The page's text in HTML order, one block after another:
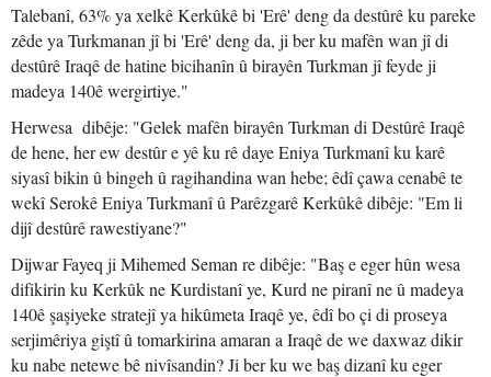
Talebanî, 63% ya xelkê Kerkûkê bi 'Erê' deng da destûrê ku pareke
zêde ya Turkmanan jî bi 'Erê' deng da, ji ber ku mafên wan jî di
destûrê Iraqê de hatine bicihanîn û birayên Turkman jî feyde ji
madeya 140ê wergirtiye."
Herwesa dibêje: "Gelek mafên birayên Turkman di Destûrê Iraqê
de hene, her ew destûr e yê ku rê daye Eniya Turkmanî ku karê
siyasî bikin û bingeh û ragihandina wan hebe; êdî çawa cenabê te
wekî Serokê Eniya Turkmanî û Parêzgarê Kerkûkê dibêje: "Em li
dijî destûrê rawestiyane?"
Dijwar Fayeq ji Mihemed Seman re dibêje: "Baş e eger hûn wesa
difikirin ku Kerkûk ne Kurdistanî ye, Kurd ne piranî ne û madeya
140ê şaşiyeke stratejî ya hikûmeta Iraqê ye, êdî bo çi di proseya
serjimêriya giştî û tomarkirina amaran a Iraqê de we daxwaz dikir
ku nabe netewe bê nivîsandin? Ji ber ku we baş dizanî ku eger